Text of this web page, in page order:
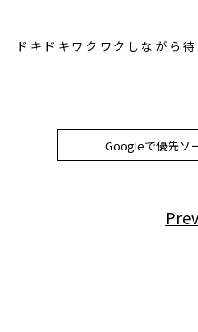
ドキドキワクワクしながら
Googleで優先ソ
Prev